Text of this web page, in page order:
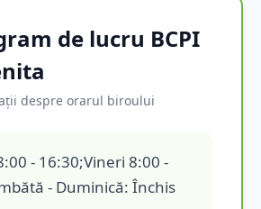
de lucru BCPI
despre orarul biroului
- 16:30;Vineri 8:00 -
- Duminică: Închis